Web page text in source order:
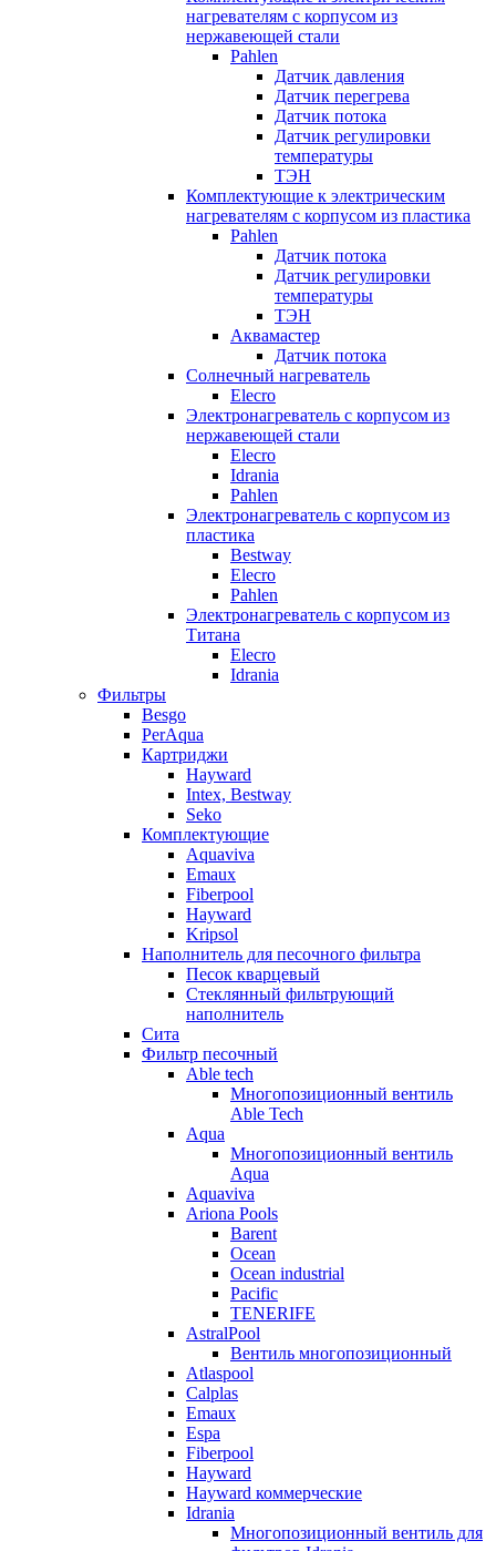
нагревателям с корпусом из
нержавеющей стали
Pahlen
Датчик давления
Датчик перегрева
Датчик потока
Датчик регулировки
температуры
ТЭН
Комплектующие к электрическим
нагревателям с корпусом из пластика
Pahlen
Датчик потока
Датчик регулировки
температуры
ТЭН
Аквамастер
Датчик потока
Солнечный нагреватель
Elecro
Электронагреватель с корпусом из
нержавеющей стали
Elecro
Idrania
Pahlen
Электронагреватель с корпусом из
пластика
Bestway
Elecro
Pahlen
Электронагреватель с корпусом из
Титана
Elecro
Idrania
Фильтры
Besgo
PerAqua
Картриджи
Hayward
Intex, Bestway
Seko
Комплектующие
Aquaviva
Emaux
Fiberpool
Hayward
Kripsol
Наполнитель для песочного фильтра
Песок кварцевый
Стеклянный фильтрующий
наполнитель
Сита
Фильтр песочный
Able tech
Многопозиционный вентиль
Able Tech
Aqua
Многопозиционный вентиль
Aqua
Aquaviva
Ariona Pools
Barent
Ocean
Ocean industrial
Pacific
TENERIFE
AstralPool
Вентиль многопозиционный
Atlaspool
Calplas
Emaux
Espa
Fiberpool
Hayward
Hayward коммерческие
Idrania
Многопозиционный вентиль для